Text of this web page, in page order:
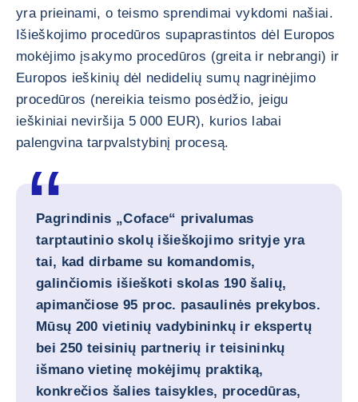
yra prieinami, o teismo sprendimai vykdomi našiai.
Išieškojimo procedūros supaprastintos dėl Europos
mokėjimo įsakymo procedūros (greita ir nebrangi) ir
Europos ieškinių dėl nedidelių sumų nagrinėjimo
procedūros (nereikia teismo posėdžio, jeigu
ieškiniai neviršija 5 000 EUR), kurios labai
palengvina tarpvalstybinį procesą.
Pagrindinis „Coface“ privalumas
tarptautinio skolų išieškojimo srityje yra
tai, kad dirbame su komandomis,
galinčiomis išieškoti skolas 190 šalių,
apimančiose 95 proc. pasaulinės prekybos.
Mūsų 200 vietinių vadybininkų ir ekspertų
bei 250 teisinių partnerių ir teisininkų
išmano vietinę mokėjimų praktiką,
konkrečios šalies taisykles, procedūras,